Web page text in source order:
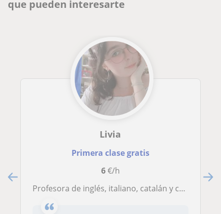
que pueden interesarte
Livia
Primera clase gratis
6€/h
Profesora de inglés, italiano, catalán y castellano